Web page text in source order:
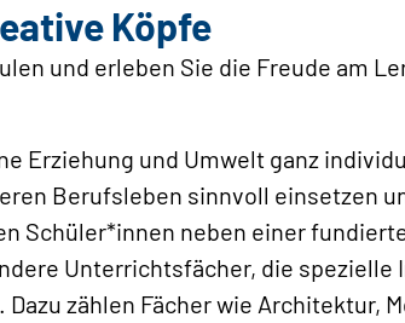
Köpfe
und erleben Sie die Freude am
Erziehung und Umwelt ganz
Berufsleben sinnvoll einsetzen
Schüler*innen neben einer
Unterrichtsfächer, die
zählen Fächer wie Architektur,